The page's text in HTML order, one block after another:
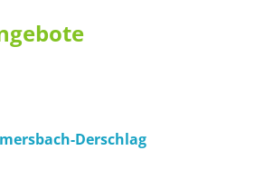
Derschlag